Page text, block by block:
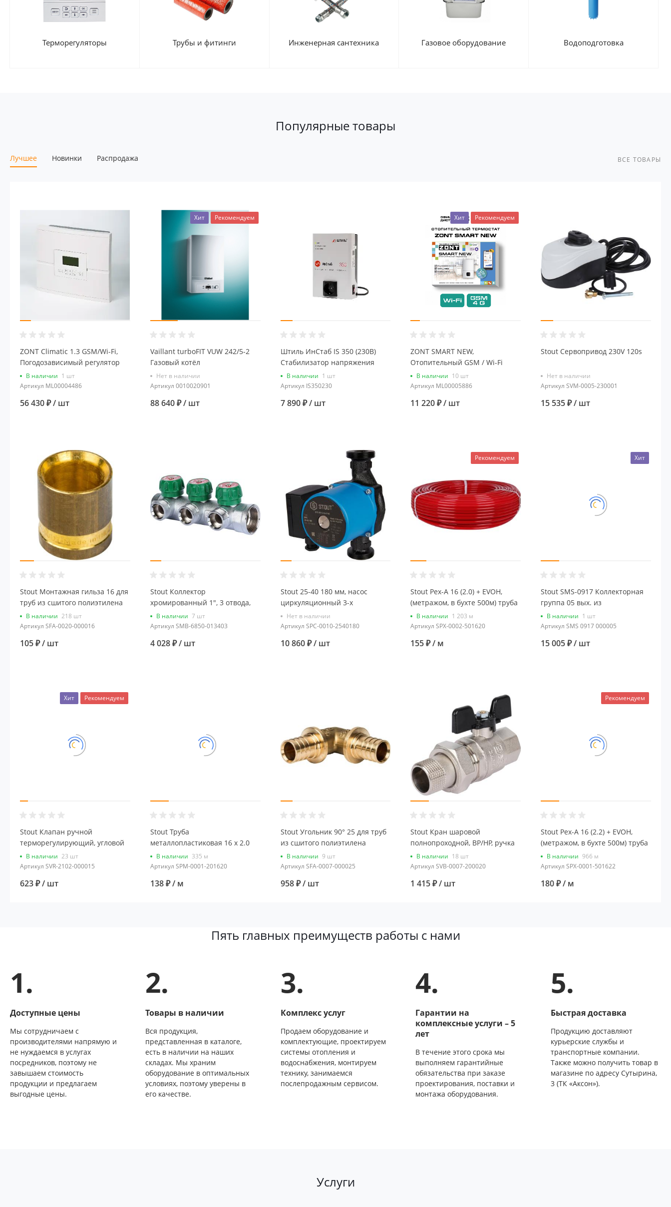
Терморегуляторы Трубы и фитинги Инженерная сантехника Газовое оборудование Водоподготовка
Популярные товары
Лучшее Новинки Распродажа
ZONT Climatic 1.3 GSM/Wi-Fi,
Погодозависимый регулятор
отопления (1 ГВС + 3 контура)
В наличии 1 шт
Артикул ML00004486
56 430 ₽/ шт
Хит Рекомендуем
Vaillant turboFIT VUW 242/5-2
Газовый котёл
Нет в наличии
Артикул 0010020901
88 640 ₽/ шт
Штиль ИнСтаб IS 350 (230В)
Стабилизатор напряжения
инверторный
В наличии 1 шт
Артикул IS350230
7 890 ₽ / шт
Хит Рекомендуем
ZONT SMART NEW,
Отопительный GSM / Wi-Fi
контроллер на стену и DIN-
рейку
В наличии 10 шт
Артикул ML00005886
11 220 ₽/ шт
Stout Сервопривод 230V 120s
Нет в наличии
АртикулSVM-0005-230001
15 535 ₽/ шт
Stout Монтажная гильза 16 для
труб из сшитого полиэтилена
аксиальный
В наличии 218 шт
Артикул SFA-0020-000016
105 ₽/ шт
Stout Коллектор
хромированный 1", 3 отвода,
подключение 3/4" "евроконус"
В наличии 7 шт
Артикул SMB-6850-013403
4 028 ₽/ шт
Stout 25-40 180 мм, насос
циркуляционный 3-х
скоростной, с гайками
Нет в наличии
Артикул SPC-0010-2540180
10 860 ₽ / шт
Рекомендуем
Stout Pex-A 16 (2.0) + EVOH,
(метражом, в бухте 500м) труба
из сшитого полиэтилена (цвет
красный)
В наличии 1 203 м
АртикулSPX-0002-501620
155 ₽/ м
Хит
Stout SMS-0917 Коллекторная
группа 05 вых. из
нержавеющей стали (с
расходомерами)
В наличии 1 шт
АртикулSMS 0917 000005
15 005 ₽/ шт
Хит Рекомендуем
Stout Клапан ручной
терморегулирующий, угловой
1/2"В наличии 23 шт
Артикул SVR-2102-000015
623 ₽/ шт
Stout Труба
металлопластиковая 16 х 2.0
(метражом, в бухте 200м)
В наличии 335 м
Артикул SPM-0001-201620
138 ₽/ м
Stout Угольник 90° 25 для труб
из сшитого полиэтилена
аксиальный
В наличии 9 шт
Артикул SFA-0007-000025
958 ₽ / шт
Stout Кран шаровой
полнопроходной, ВР/НР, ручка
бабочка 3/4, американка
В наличии 18 шт
АртикулSVB-0007-200020
1 415 ₽/ шт
Рекомендуем
Stout Pex-A 16 (2.2) + EVOH,
(метражом, в бухте 500м) труба
из сшитого полиэтилена (цвет
серый)
В наличии 966 м
АртикулSPX-0001-501622
180 ₽/ м
ВСЕ ТОВАРЫ
Пять главных преимуществ работы с нами
1.
Доступные цены
Мы сотрудничаем с
производителями напрямую и
не нуждаемся в услугах
посредников, поэтому не
завышаем стоимость
продукции и предлагаем
выгодные цены.
2.
Товары в наличии
Вся продукция,
представленная в каталоге,
есть в наличии на наших
складах. Мы храним
оборудование в оптимальных
условиях, поэтому уверены в
его качестве.
3.
Комплекс услуг
Продаем оборудование и
комплектующие, проектируем
системы отопления и
водоснабжения, монтируем
технику, занимаемся
послепродажным сервисом.
4.
Гарантии на
комплексные услуги – 5
лет
В течение этого срока мы
выполняем гарантийные
обязательства при заказе
проектирования, поставки и
монтажа оборудования.
5.
Быстрая доставка
Продукцию доставляют
курьерские службы и
транспортные компании.
Также можно получить товар в
магазине по адресу Сутырина,
3 (ТК «Аксон»).
Услуги